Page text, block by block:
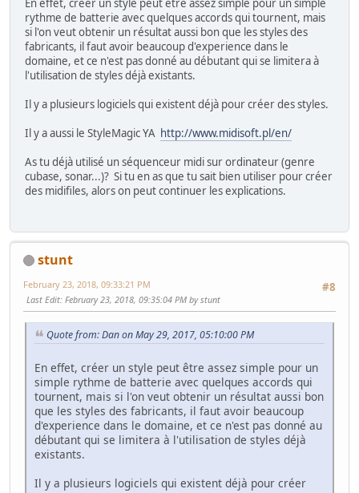
En effet, créer un style peut être assez simple pour un simple
rythme de batterie avec quelques accords qui tournent, mais
si l'on veut obtenir un résultat aussi bon que les styles des
fabricants, il faut avoir beaucoup d'experience dans le
domaine, et ce n'est pas donné au débutant qui se limitera à
l'utilisation de styles déjà existants.
Il y a plusieurs logiciels qui existent déjà pour créer des styles.
Il y a aussi le StyleMagic YA http://www.midisoft.pl/en/
As tu déjà utilisé un séquenceur midi sur ordinateur (genre
cubase, sonar...)? Si tu en as que tu sait bien utiliser pour créer
des midifiles, alors on peut continuer les explications.
stunt
#8
February 23, 2018, 09:33:21 PM
Last Edit: February 23, 2018, 09:35:04 PM by stunt
Quote from: Dan on May 29, 2017, 05:10:00 PM
En effet, créer un style peut être assez simple pour un
simple rythme de batterie avec quelques accords qui
tournent, mais si l'on veut obtenir un résultat aussi bon
que les styles des fabricants, il faut avoir beaucoup
d'experience dans le domaine, et ce n'est pas donné au
débutant qui se limitera à l'utilisation de styles déjà
existants.
Il y a plusieurs logiciels qui existent déjà pour créer